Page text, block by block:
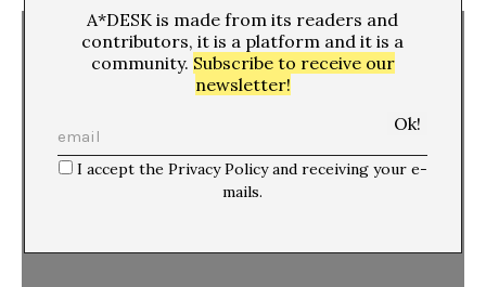
A*DESK is made from its readers and
contributors, it is a platform and it is a
community. Subscribe to receive our
newsletter!
I accept the Privacy Policy and receiving your e-
mails.